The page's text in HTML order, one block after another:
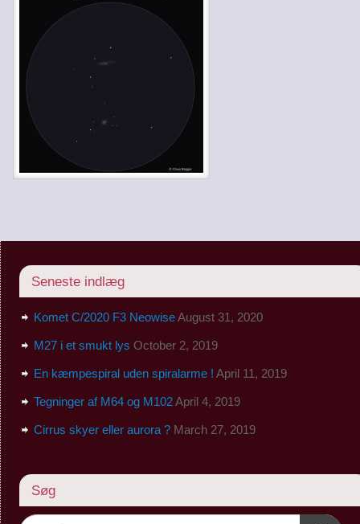
Seneste indlæg
Komet C/2020 F3 Neowise August 31, 2020
M27 i et smukt lys October 2, 2019
En kæmpespiral uden spiralarme ! April 11, 2019
Tegninger af M64 og M102 April 4, 2019
Cirrus skyer eller aurora ? March 27, 2019
Søg